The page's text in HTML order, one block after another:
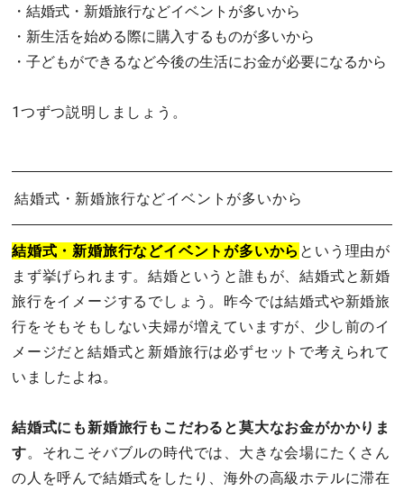
・結婚式・新婚旅行などイベントが多いから
・新生活を始める際に購入するものが多いから
・子どもができるなど今後の生活にお金が必要になるから
1つずつ説明しましょう。
結婚式・新婚旅行などイベントが多いから
結婚式・新婚旅行などイベントが多いから という理由が
まず挙げられます。結婚というと誰もが、結婚式と新婚
旅行をイメージするでしょう。昨今では結婚式や新婚旅
行をそもそもしない夫婦が増えていますが、少し前のイ
メージだと結婚式と新婚旅行は必ずセットで考えられて
いましたよね。
結婚式にも新婚旅行もこだわると莫大なお金がかかりま
す。それこそバブルの時代では、大きな会場にたくさん
の人を呼んで結婚式をしたり、海外の高級ホテルに滞在